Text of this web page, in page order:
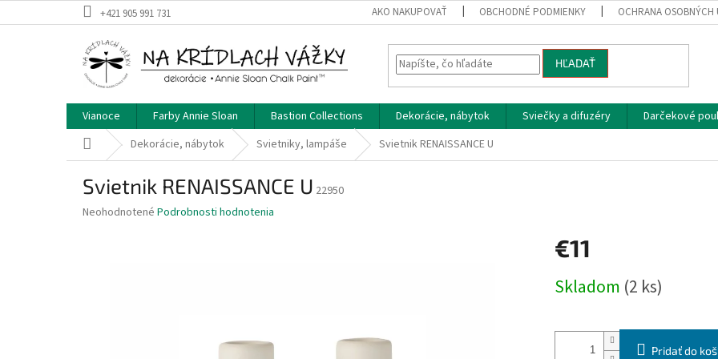
na
+421 905 991 731 AKO NAKUPOVAŤ OBCHODNÉ PODMIENKY OCHRANA OSOBNÝCH
HĽADAŤ
Vianoce Farby Annie Sloan Bastion Collections Dekorácie, nábytok Sviečky a difuzéry Darčekové
DomovDekorácie, nábytok Svietniky, lampáše Svietnik RENAISSANCE U
Svietnik RENAISSANCE U 22950
Priemerné
Neohodnotené Podrobnosti hodnotenia
€11
cena:
Skladom (2 ks)
Pridať do